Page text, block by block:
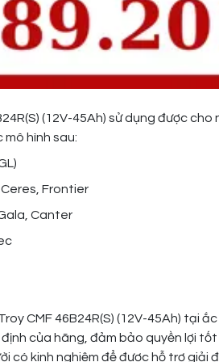
(12V-45Ah) sử dụng được
mô hình sau:
Frontier
Canter
CMF 46B24R(S) (12V-45Ah) tại
của hãng, đảm bảo quyền lợi
có kinh nghiệm để được hỗ trợ giải